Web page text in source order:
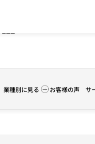
in
/home/
122
業種別に見る お客様の声 サ